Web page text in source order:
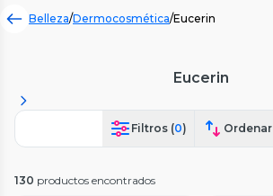
Belleza/Dermocosmética/Eucerin
Eucerin
Filtros (0) Ordenar
130 productos encontrados